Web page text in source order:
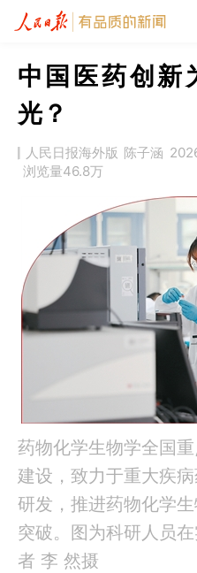
中国医药创新
光？
人民日报海外版 陈子涵
浏览量46.8万
药物化学生物学全国
建设，致力于重大疾
研发，推进药物化学
突破。图为科研人员
者 李 然摄